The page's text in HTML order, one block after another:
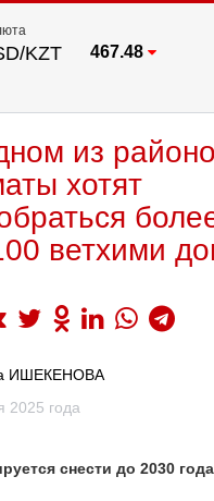
KZT 467.48
из
хотят
ветхими
ИШЕКЕНОВА
2025 года
снести до 2030